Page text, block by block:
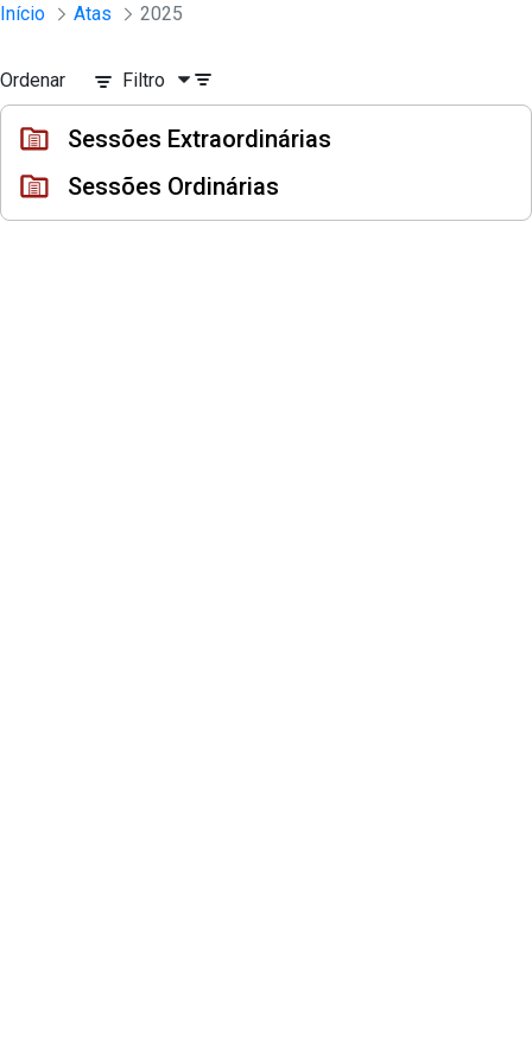
Pular para o Conteúdo principal
Sessões e Reuniões - Documentos
Início Atas 2025
Ordenar Filtro
Sessões Extraordinárias
Sessões Ordinárias